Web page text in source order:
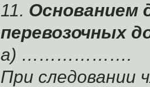
11. Основанием
перевозочных
а) ……………….
При следовании